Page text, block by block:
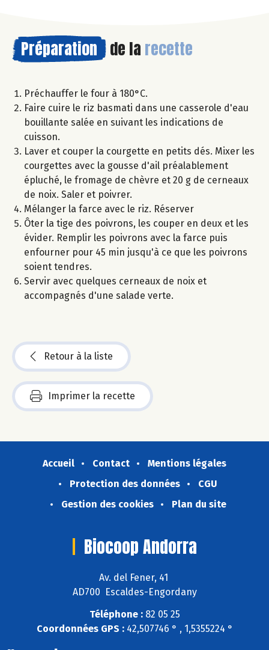
Préparation de la recette
Préchauffer le four à 180°C.
Faire cuire le riz basmati dans une casserole d'eau
bouillante salée en suivant les indications de
cuisson.
Laver et couper la courgette en petits dés. Mixer les
courgettes avec la gousse d'ail préalablement
épluché, le fromage de chèvre et 20 g de cerneaux
de noix. Saler et poivrer.
Mélanger la farce avec le riz. Réserver
Ôter la tige des poivrons, les couper en deux et les
évider. Remplir les poivrons avec la farce puis
enfourner pour 45 min jusqu'à ce que les poivrons
soient tendres.
Servir avec quelques cerneaux de noix et
accompagnés d'une salade verte.
Retour à la liste
Imprimer la recette
Accueil Contact
Mentions légales
Protection des données
CGU
Gestion des cookies
Plan du site
Biocoop Andorra
Av. del Fener, 41
AD700 Escaldes-Engordany
Téléphone :82 05 25
Coordonnées GPS :42,507746 ° , 1,5355224 °